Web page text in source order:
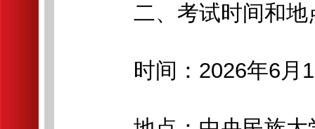
二、考试时间和地
时间：2026年6月